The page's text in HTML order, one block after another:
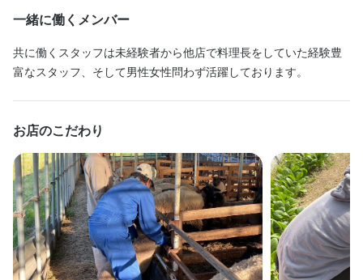
るお店で仲間と一緒にお客様に楽しいひと時を提供しませんか？
一緒に働くメンバー
共に働くスタッフは未経験者から他店で料理長をしていた経験豊
富なスタッフ、そして男性女性問わず活躍しております。
お店のこだわり
【独立希望者歓迎】
店舗運営のノウハウ、仕入れ業者の紹介など、将来の独立に向け
必要なことも教えます。
身に付くスキル
高級食材の知識 ワインの知識 日本酒の知識 焼酎の知識
ウイスキーの知識
リキュール・スピリッツの知識
肉の知識 魚の知識 野菜の知識
洋菓子の知識
サービスマナー
テーブルマナー 店舗運営
メニュー開発
仕入れ・食材の目利き
応募資格
身に付くスキル
リキュール・スピリッツの知識
肉の知識 魚の知識 野菜の知識
洋菓子の知識
仕入れ・食材の目利き
応募資格
必須スキル・経験
コミュニケーション能力
必要なことも教えます。
身に付くスキル
包丁さばき 盛り付け技術 製菓技術 高級食材の知識 肉の知識
魚の知識
応募資格
必須スキル・経験
コミュニケーション能力